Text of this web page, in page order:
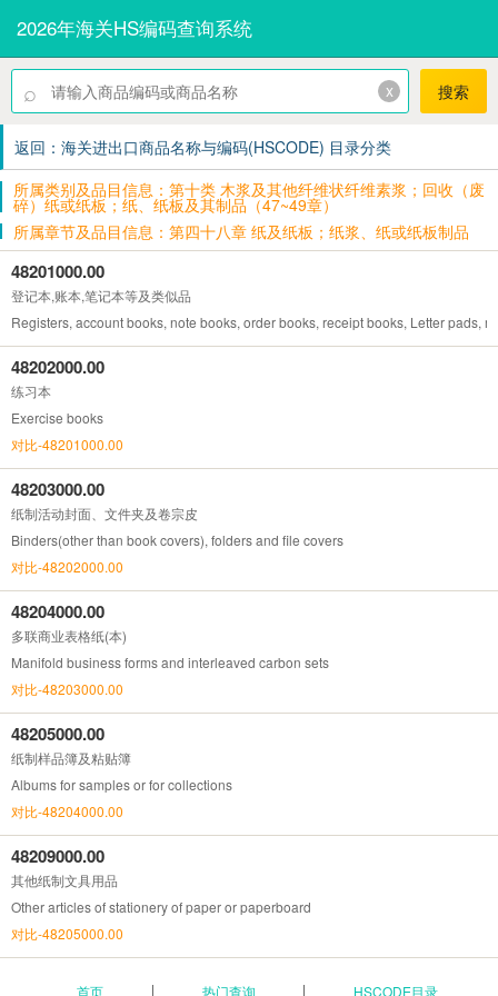
2026年海关HS编码查询系统
⌕ x 搜索
返回：海关进出口商品名称与编码(HSCODE) 目录分类
所属类别及品目信息：第十类 木浆及其他纤维状纤维素浆；回收（废
碎）纸或纸板；纸、纸板及其制品（47~49章）
所属章节及品目信息：第四十八章 纸及纸板；纸浆、纸或纸板制品
48201000.00
登记本,账本,笔记本等及类似品
Registers, account books, note books, order books, receipt books, Letter pads,
48202000.00
练习本
Exercise books
对比-48201000.00
48203000.00
纸制活动封面、文件夹及卷宗皮
Binders(other than book covers), folders and file covers
对比-48202000.00
48204000.00
多联商业表格纸(本)
Manifold business forms and interleaved carbon sets
对比-48203000.00
48205000.00
纸制样品簿及粘贴簿
Albums for samples or for collections
对比-48204000.00
48209000.00
其他纸制文具用品
Other articles of stationery of paper or paperboard
对比-48205000.00
首页 热门查询 HSCODE目录